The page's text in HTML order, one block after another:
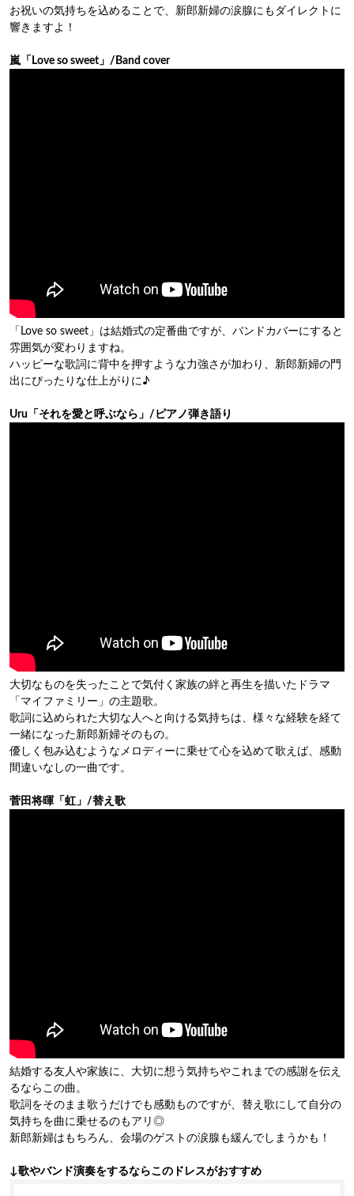
お祝いの気持ちを込めることで、新郎新婦の涙腺にもダイレクトに
響きますよ！
嵐「Love so sweet」/Band cover
「Love so sweet」は結婚式の定番曲ですが、バンドカバーにすると
雰囲気が変わりますね。
ハッピーな歌詞に背中を押すような力強さが加わり、新郎新婦の門
出にぴったりな仕上がりに♪
Uru「それを愛と呼ぶなら」/ピアノ弾き語り
大切なものを失ったことで気付く家族の絆と再生を描いたドラマ
「マイファミリー」の主題歌。
歌詞に込められた大切な人へと向ける気持ちは、様々な経験を経て
一緒になった新郎新婦そのもの。
優しく包み込むようなメロディーに乗せて心を込めて歌えば、感動
間違いなしの一曲です。
菅田将暉「虹」/替え歌
結婚する友人や家族に、大切に想う気持ちやこれまでの感謝を伝え
るならこの曲。
歌詞をそのまま歌うだけでも感動ものですが、替え歌にして自分の
気持ちを曲に乗せるのもアリ◎
新郎新婦はもちろん、会場のゲストの涙腺も緩んでしまうかも！
↓歌やバンド演奏をするならこのドレスがおすすめ